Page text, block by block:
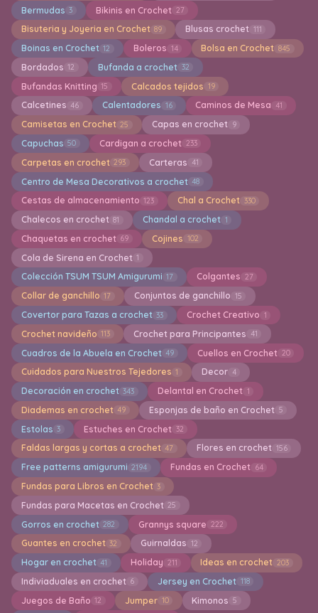
Bermudas 3 Bikinis en Crochet 27
Bisuteria y Joyeria en Crochet 89 Blusas crochet 111
Boinas en Crochet 12 Boleros 14 Bolsa en Crochet 845
Bordados 12 Bufanda a crochet 32
Bufandas Knitting 15 Calcados tejidos 19
Calcetines 46 Calentadores 16 Caminos de Mesa 41
Camisetas en Crochet 25 Capas en crochet 9
Capuchas 50 Cardigan a crochet 233
Carpetas en crochet 293 Carteras 41
Centro de Mesa Decorativos a crochet 48
Cestas de almacenamiento 123 Chal a Crochet 330
Chalecos en crochet 81 Chandal a crochet 1
Chaquetas en crochet 69 Cojines 102
Cola de Sirena en Crochet 1
Colección TSUM TSUM Amigurumi 17 Colgantes 27
Collar de ganchillo 17 Conjuntos de ganchillo 15
Covertor para Tazas a crochet 33 Crochet Creativo 1
Crochet navideño 113 Crochet para Principantes 41
Cuadros de la Abuela en Crochet 49 Cuellos en Crochet 20
Cuidados para Nuestros Tejedores 1 Decor 4
Decoración en crochet 343 Delantal en Crochet 1
Diademas en crochet 49 Esponjas de baño en Crochet 5
Estolas 3 Estuches en Crochet 32
Faldas largas y cortas a crochet 47 Flores en crochet 156
Free patterns amigurumi 2194 Fundas en Crochet 64
Fundas para Libros en Crochet 3
Fundas para Macetas en Crochet 25
Gorros en crochet 282 Grannys square 222
Guantes en crochet 32 Guirnaldas 12
Hogar en crochet 41 Holiday 211 Ideas en crochet 203
Indiviaduales en crochet 6 Jersey en Crochet 118
Juegos de Baño 12 Jumper 10 Kimonos 5